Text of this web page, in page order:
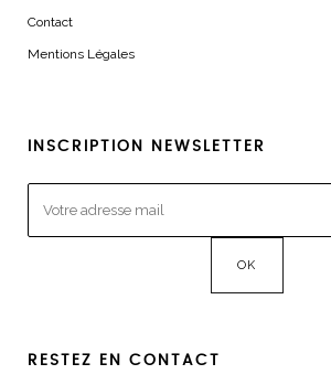
Contact
Mentions Légales
INSCRIPTION NEWSLETTER
RESTEZ EN CONTACT